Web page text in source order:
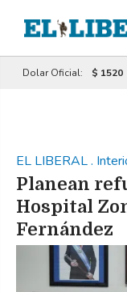
Dolar Oficial: $ 1520
EL LIBERAL.
Planean
Hospital
Fernández